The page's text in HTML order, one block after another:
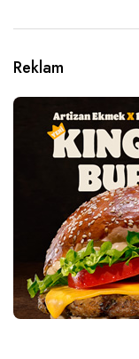
Reklam